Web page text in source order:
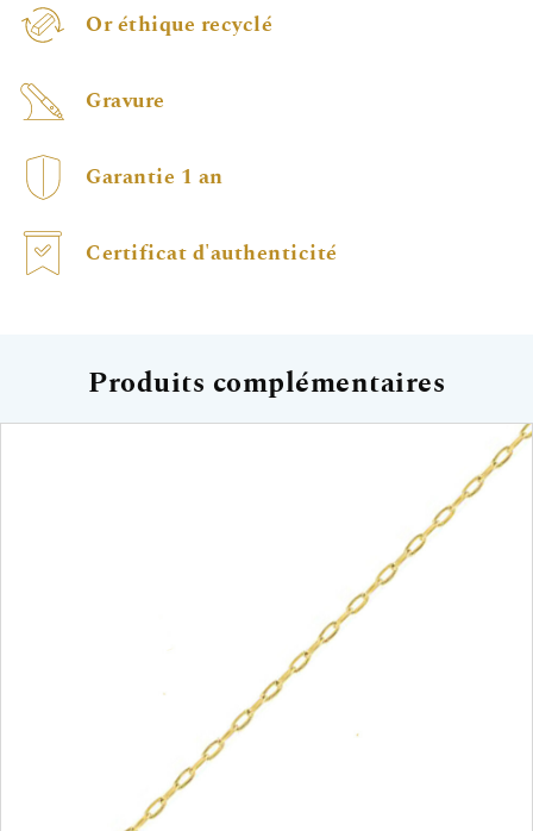
Or éthique recyclé
Gravure
Garantie 1 an
Certificat d'authenticité
Produits complémentaires